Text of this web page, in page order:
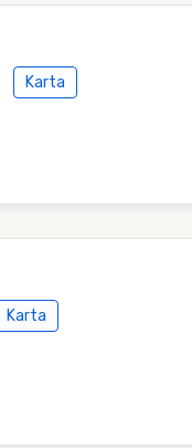
Karta
Karta